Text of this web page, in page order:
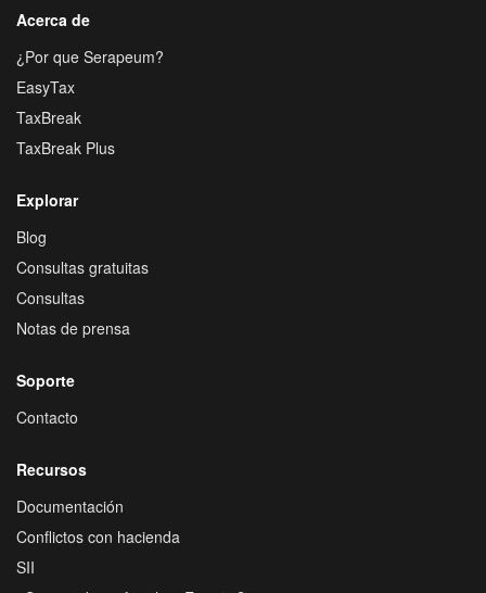
Acerca de
¿Por que Serapeum?
EasyTax
TaxBreak
TaxBreak Plus
Explorar
Blog
Consultas gratuitas
Consultas
Notas de prensa
Soporte
Contacto
Recursos
Documentación
Conflictos con hacienda
SII